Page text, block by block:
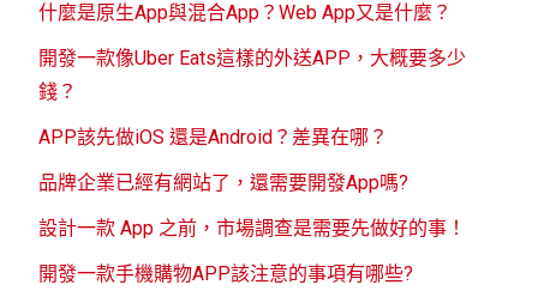
什麼是原生App與混合App？Web App又是什麼？
開發一款像Uber Eats這樣的外送APP，大概要多少
錢？
APP該先做iOS 還是Android？差異在哪？
品牌企業已經有網站了，還需要開發App嗎?
設計一款 App 之前，市場調查是需要先做好的事！
開發一款手機購物APP該注意的事項有哪些?